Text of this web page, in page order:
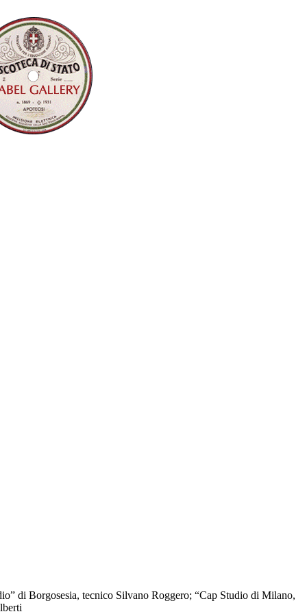
di Borgosesia, tecnico Silvano Roggero; “Cap Studio di Milano,